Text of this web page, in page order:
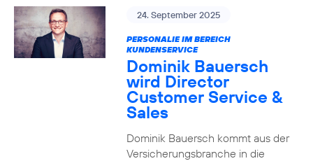
24. September 2025
PERSONALIE IM BEREICH
KUNDENSERVICE
Dominik Bauersch
wird Director
Customer Service &
Sales
Dominik Bauersch kommt aus der
Versicherungsbranche in die